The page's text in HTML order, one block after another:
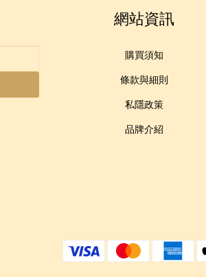
網站資訊
購買須知
條款與細則
私隱政策
品牌介紹